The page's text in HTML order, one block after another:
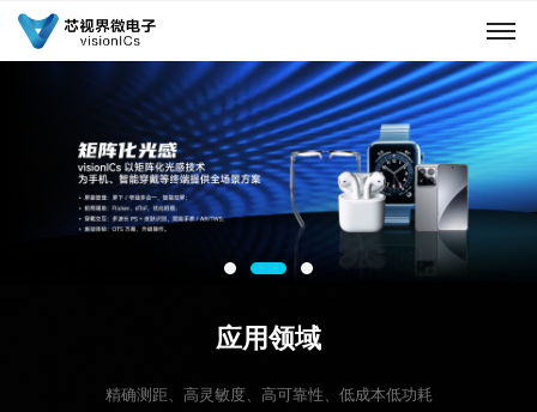
应用领域
精确测距、高灵敏度、高可靠性、低成本低功耗